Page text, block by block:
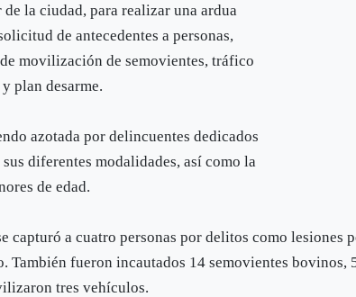
de la ciudad, para realizar una ardua
de antecedentes a personas,
movilización de semovientes, tráfico
plan desarme.
azotada por delincuentes dedicados
diferentes modalidades, así como la
de edad.
capturó a cuatro personas por delitos como lesiones
También fueron incautados 14 semovientes bovinos,
tres vehículos.